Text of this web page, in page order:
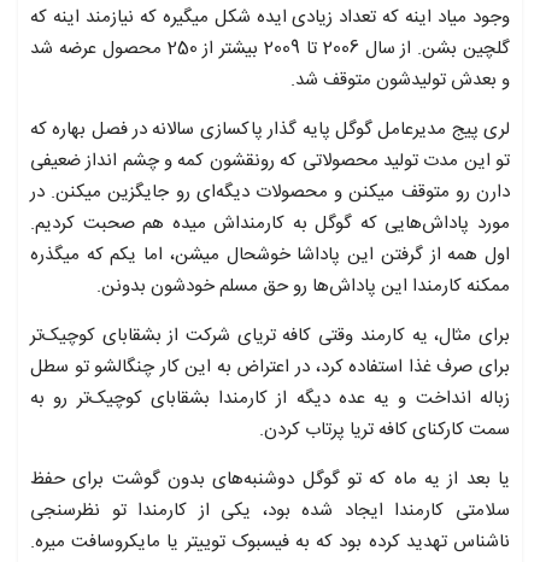
وجود میاد اینه که تعداد زیادی ایده شکل میگیره که نیازمند اینه که
گلچین بشن. از سال 2006 تا 2009 بیشتر از 250 محصول عرضه شد
و بعدش تولیدشون متوقف شد.
لری پیج مدیرعامل گوگل پایه گذار پاکسازی سالانه در فصل بهاره که
تو این مدت تولید محصولاتی که رونقشون کمه و چشم انداز ضعیفی
دارن رو متوقف میکنن و محصولات دیگه‌ای رو جایگزین میکنن. در
مورد پاداش‌هایی که گوگل به کارمنداش میده هم صحبت کردیم.
اول همه از گرفتن این پاداشا خوشحال میشن، اما یکم که میگذره
ممکنه کارمندا این پاداش‌ها رو حق مسلم خودشون بدونن.
برای مثال، یه کارمند وقتی کافه تریای شرکت از بشقابای کوچیک‌تر
برای صرف غذا استفاده کرد، در اعتراض به این کار چنگالشو تو سطل
زباله انداخت و یه عده دیگه از کارمندا بشقابای کوچیک‌تر رو به
سمت کارکنای کافه تریا پرتاب کردن.
یا بعد از یه ماه که تو گوگل دوشنبه‌های بدون گوشت برای حفظ
سلامتی کارمندا ایجاد شده بود، یکی از کارمندا تو نظرسنجی
ناشناس تهدید کرده بود که به فیسبوک توییتر یا مایکروسافت میره.